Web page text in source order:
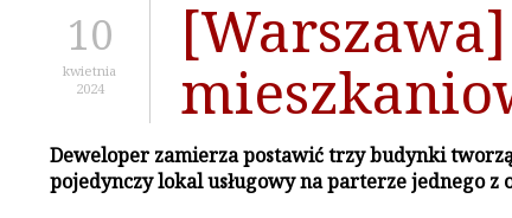
10
kwietnia
2024
Deweloper zamierza postawić trzy budynki
pojedynczy lokal usługowy na parterze jednego z